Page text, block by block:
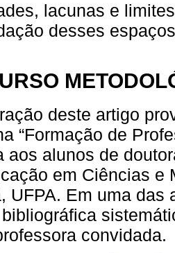
lacunas e
desses
deste artigo
“Formação de
aos alunos de
em Ciências e
UFPA. Em uma
convidada.